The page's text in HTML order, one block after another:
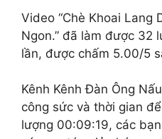
Video “Chè Khoai Lang
Ngon.” đã làm được 32
lần, được chấm 5.00/5
Kênh Kênh Đàn Ông
công sức và thời gian
lượng 00:09:19, các